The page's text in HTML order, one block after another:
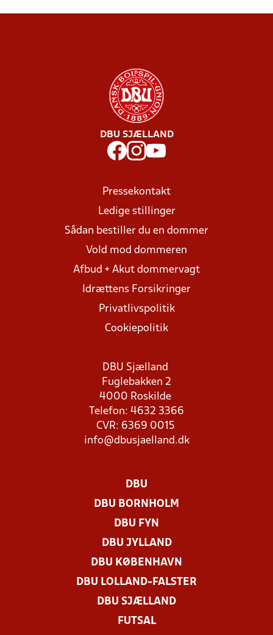
DBU SJÆLLAND
Pressekontakt
Ledige stillinger
Sådan bestiller du en dommer
Vold mod dommeren
Afbud + Akut dommervagt
Idrættens Forsikringer
Privatlivspolitik
Cookiepolitik
DBU Sjælland
Fuglebakken 2
4000 Roskilde
Telefon: 4632 3366
CVR: 6369 0015
info@dbusjaelland.dk
DBU
DBU BORNHOLM
DBU FYN
DBU JYLLAND
DBU KØBENHAVN
DBU LOLLAND-FALSTER
DBU SJÆLLAND
FUTSAL